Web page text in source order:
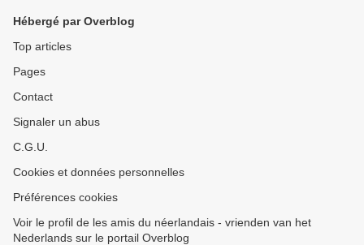
Hébergé par Overblog
Top articles
Pages
Contact
Signaler un abus
C.G.U.
Cookies et données personnelles
Préférences cookies
Voir le profil de les amis du néerlandais - vrienden van het
Nederlands sur le portail Overblog